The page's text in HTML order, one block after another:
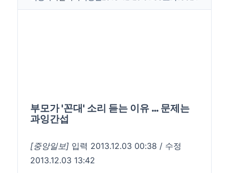
부모가 '꼰대' 소리 듣는 이유 … 문제는
과잉간섭
[중앙일보] 입력 2013.12.03 00:38 / 수정
2013.12.03 13:42